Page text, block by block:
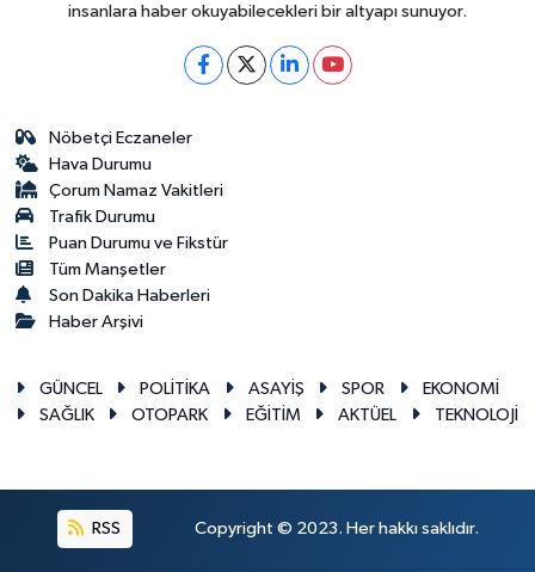
insanlara haber okuyabilecekleri bir altyapı sunuyor.
Nöbetçi Eczaneler
Hava Durumu
Çorum Namaz Vakitleri
Trafik Durumu
Puan Durumu ve Fikstür
Tüm Manşetler
Son Dakika Haberleri
Haber Arşivi
GÜNCEL POLİTİKA ASAYİŞ SPOR
EKONOMİ
SAĞLIK
OTOPARK EĞİTİM AKTÜEL TEKNOLOJİ
RSS Copyright © 2023. Her hakkı saklıdır.